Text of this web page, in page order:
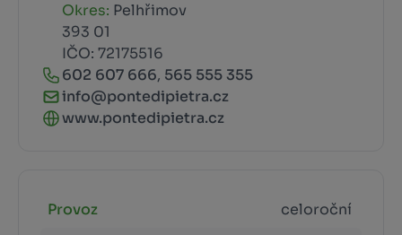
Okres: Pelhřimov
393 01
IČO: 72175516
602 607 666, 565 555 355
info@pontedipietra.cz
www.pontedipietra.cz
Provoz
celoroční